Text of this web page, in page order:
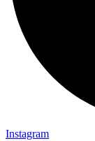
Instagram